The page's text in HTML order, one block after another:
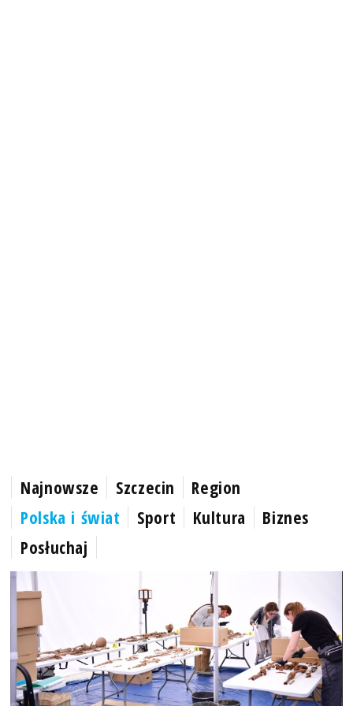
Najnowsze Szczecin
Region
Polska i świat
Sport Kultura
Biznes
Posłuchaj